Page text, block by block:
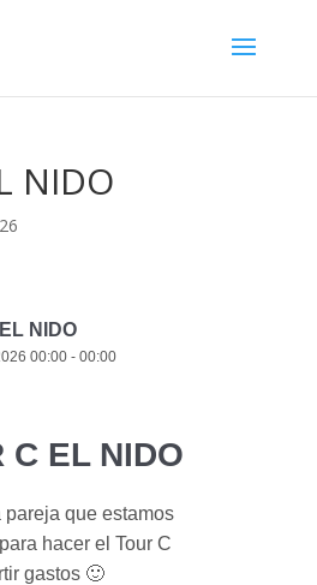
NIDO
NIDO
00:00 - 00:00
C EL NIDO
pareja que estamos
hacer el Tour C
gastos 🙂